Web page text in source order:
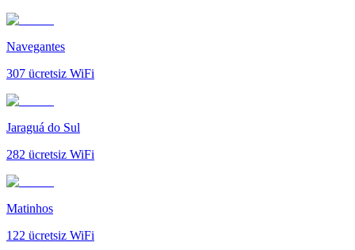
Navegantes
307 ücretsiz WiFi
Jaraguá do Sul
282 ücretsiz WiFi
Matinhos
122 ücretsiz WiFi